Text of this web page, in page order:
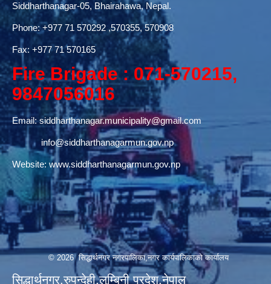
Siddharthanagar-05, Bhairahawa, Nepal.
Phone:+977 71 570292,570355, 570908
Fax: +977 71 570165
Fire Brigade : 071-570215,
9847056016
Email:siddharthanagar.municipality@gmail.com
info@siddharthanagarmun.gov.np
Website: www.siddharthanagarmun.gov.np
© 2026 सिद्धार्थनगर नगरपालिका,नगर कार्यपालिकाको कार्यालय
सिद्धार्थनगर,रुपन्देही,लुम्बिनी प्रदेश,नेपाल